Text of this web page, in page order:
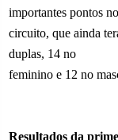
importantes pontos no
circuito, que ainda
duplas, 14 no
feminino e 12 no
Resultados da